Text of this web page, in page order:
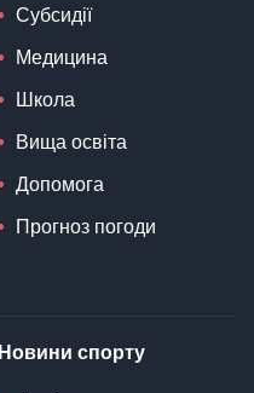
Субсидії
Медицина
Школа
Вища освіта
Допомога
Прогноз погоди
Новини спорту